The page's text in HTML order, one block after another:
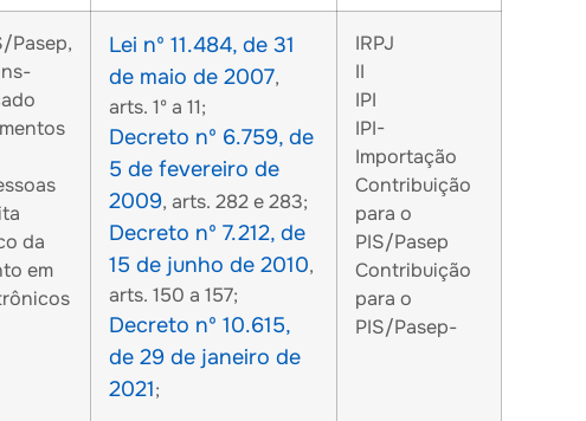
Pasep,
da
em
Lei nº 11.484, de 31
de maio de 2007,
arts. 1º a 11;
Decreto nº 6.759, de
5 de fevereiro de
2009, arts. 282 e 283;
Decreto nº 7.212, de
15 de junho de 2010,
arts. 150 a 157;
Decreto nº 10.615,
de 29 de janeiro de
2021;
IRPJ
II
IPI
IPI-
Importação
Contribuição
para o
PIS/Pasep
Contribuição
para o
PIS/Pasep-